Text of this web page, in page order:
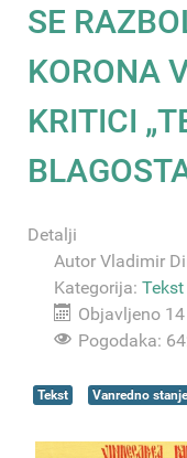
SE
KORONA
KRITICI
Detalji
Autor Vladimir
Kategorija: Tekst
Objavljeno
Pogodaka:
Tekst Vanredno stanje